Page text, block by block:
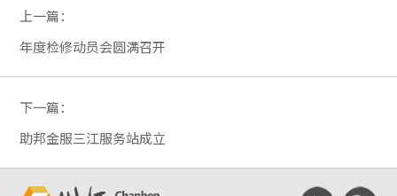
上一篇：
年度检修动员会圆满召开
下一篇：
助邦金服三江服务站成立